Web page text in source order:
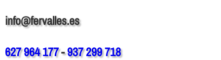
info@fervalles.es
627 964 177-937 299 718